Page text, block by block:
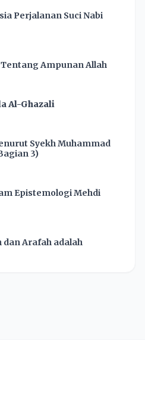
Perjalanan Suci Nabi
Ampunan Allah
Al-Ghazali
Syekh Muhammad
3)
Epistemologi Mehdi
dan Arafah adalah